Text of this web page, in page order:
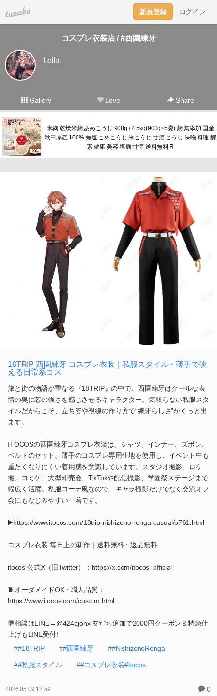
tuna.be 新規登録 ログイン
コスプレ衣装店 / #西園練牙
Leila
Gallery Love Share
米麹 乾燥米麹 あめこうじ 900g / 4.5kg(900g×5袋) 麹 無添加 国産
秋田県産 100% 無塩 こめこうじ 米こうじ 甘酒 こうじ 味噌 料理 酵
素 健康 美容 塩麹 甘酒 送料無料 R
18TRIP 西園練牙 コスプレ衣装｜私服スタイル・薄手で映
える日常系コス
旅と街の物語が重なる『18TRIP』の中で、西園練牙はクールな表
情の奥に芯の強さを感じさせるキャラクター。気取らない私服スタ
イルだからこそ、立ち姿や視線の作り方で“練牙らしさ”がぐっと出
ます。
ITOCOSの西園練牙コスプレ衣装は、シャツ、インナー、ズボン、
ベルトのセット。薄手のコスプレ専用生地を使用し、イベント中も
重たくなりにくい着用感を意識しています。スタジオ撮影、ロケ
撮、コミケ、大型即売会、TikTokや配信撮影、学園祭ステージまで
幅広く活躍。私服コーデ風なので、キャラ撮影だけでなく交流オフ
会にもなじみやすい一着です。
▶️https://www.itocos.com/18trip-nishizono-renga-casual/p761.html
コスプレ衣装 毎日上の新作｜送料無料・返品無料
itocos 公式X（旧Twitter）：https://x.com/itocos_official
🧵オーダメイドOK・職人品質：
https://www.itocos.com/custom.html
💬相談はLINE→@424ajohx 友だち追加で2000円クーポン＆特急仕
上げもLINE受付!
##18TRIP
##西園練牙 ##NishizonoRenga
##私服スタイル ##コスプレ衣装#itocos
2026.05.09 12:59 0